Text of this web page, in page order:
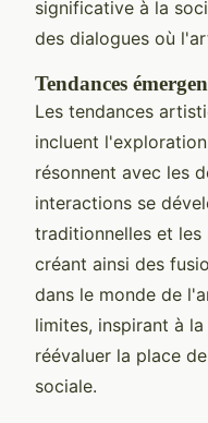
significative à la
des dialogues où
Tendances
Les tendances
incluent
résonnent avec les
interactions se
traditionnelles et les
créant ainsi des
dans le monde de
limites, inspirant à
réévaluer la place
sociale.